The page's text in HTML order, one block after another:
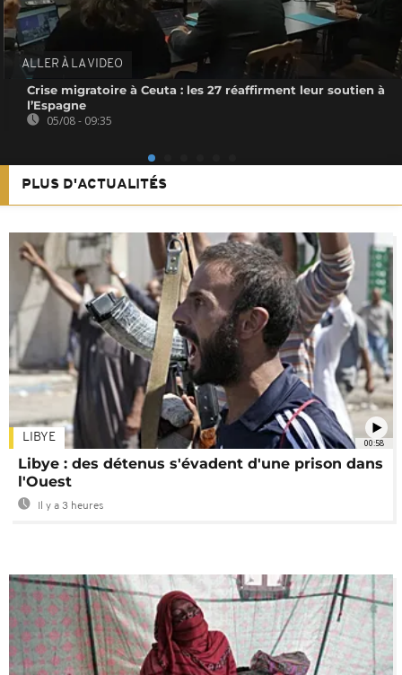
ALLER À LA VIDEO
Crise migratoire à Ceuta : les 27 réaffirment leur soutien à
l’Espagne
05/08 - 09:35
PLUS D'ACTUALITÉS
00:58
LIBYE
Libye : des détenus s'évadent d'une prison dans
l'Ouest
Il y a 3 heures